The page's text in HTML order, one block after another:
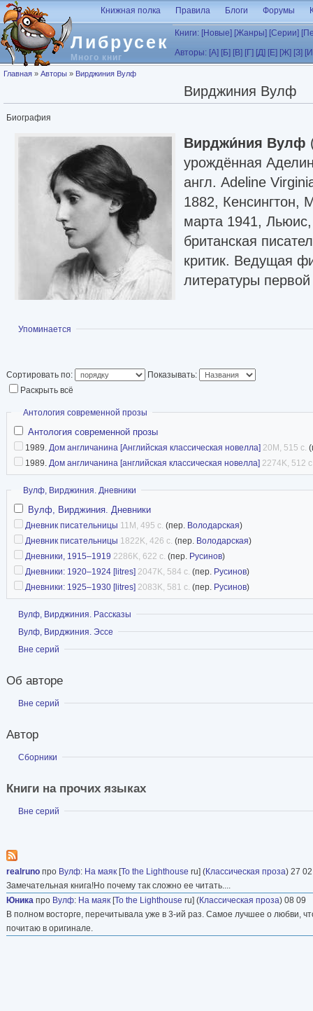
Перейти к основному содержанию
Либрусек
Много книг
Книжная полка Правила Блоги Форумы
Книги: [Новые] [Жанры] [Серии]
Авторы: [А] [Б] [В] [Г] [Д] [Е] [Ж] [З]
Вы здесь
Главная » Авторы » Вирджиния Вулф
Вирджиния Вулф
Биография
Вирджи́ния Вулф
урождённая
англ. Adeline
1882, Кенсингтон,
марта 1941,
британская
критик. Ведущая
литературы
значительной
Блумсбери. В
свой первый роман «По морю прочь» через
сводного брата, «Duckworth Books». К
относятся романы «Миссис Дэллоуэй»
«Орландо» (1928).
Она также известна как эссеист, наиболее
этой области — «Своя комната» (1929),
приобретший известность афоризм: «у
собирается писать, должны быть средства и
Вулф страдала от тяжёлых приступов
протяжении всей своей жизни. Покончила с
утопившись в реке 28 марта 1941 года.
Википедия
Показать
Упоминается
Сортировать по:
Показывать:
Раскрыть всё
Скрыть
Антология современной прозы
Антология современной прозы
1989. Дом англичанина [Английская классическая новелла] 20M, 515 с.
1989. Дом англичанина [английская классическая новелла] 2274K, 512
Скрыть
Вулф, Вирджиния. Дневники
Вулф, Вирджиния. Дневники
Дневник писательницы 11M, 495 с. (пер. Володарская)
Дневник писательницы 1822K, 426 с. (пер. Володарская)
Дневники, 1915–1919 2286K, 622 с. (пер. Русинов)
Дневники: 1920–1924 [litres] 2047K, 584 с. (пер. Русинов)
Дневники: 1925–1930 [litres] 2083K, 581 с. (пер. Русинов)
Показать
Вулф, Вирджиния. Рассказы
Показать
Вулф, Вирджиния. Эссе
Показать
Вне серий
Об авторе
Показать
Вне серий
Автор
Показать
Сборники
Книги на прочих языках
Показать
Вне серий
realruno про Вулф: На маяк [To the Lighthouse ru] (Классическая проза) 27 02
Замечательная книга!Но почему так сложно ее читать....
Юника про Вулф: На маяк [To the Lighthouse ru] (Классическая проза) 08 09
В полном восторге, перечитывала уже в 3-ий раз. Самое лучшее о любви,
почитаю в оригинале.